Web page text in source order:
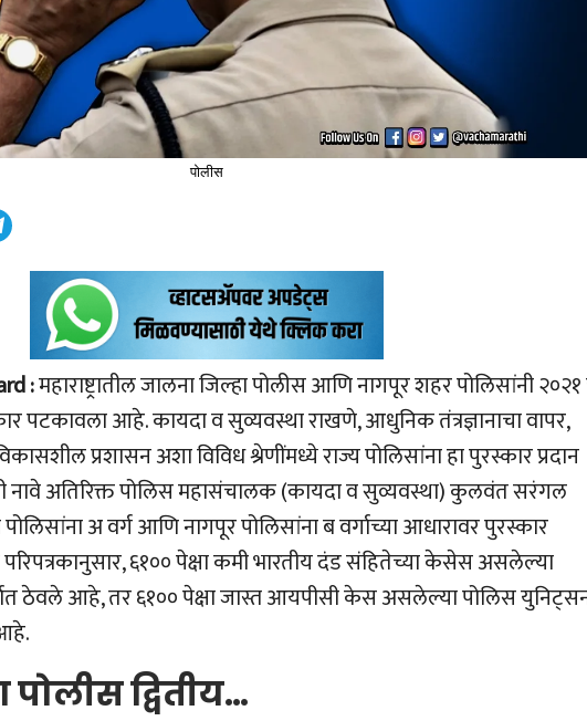
पोलीस
:महाराष्ट्रातील जालना जिल्हा पोलीस आणि नागपूर शहर पोलिसांनी
पटकावला आहे. कायदा व सुव्यवस्था राखणे, आधुनिक तंत्रज्ञानाचा वापर,
प्रशासन अशा विविध श्रेणींमध्ये राज्य पोलिसांना हा पुरस्कार प्रदान
नावे अतिरिक्त पोलिस महासंचालक (कायदा व सुव्यवस्था) कुलवंत सरंगल
अ वर्ग आणि नागपूर पोलिसांना ब वर्गाच्या आधारावर पुरस्कार
६१०० पेक्षा कमी भारतीय दंड संहितेच्या केसेस असलेल्या
ठेवले आहे, तर ६१०० पेक्षा जास्त आयपीसी केस असलेल्या पोलिस
द्वितीय…